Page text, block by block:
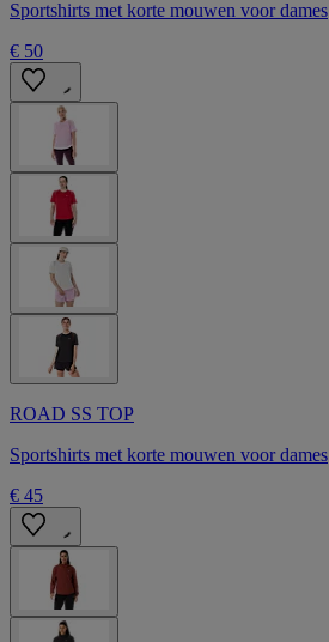
Sportshirts met korte mouwen voor dames
€ 50
ROAD SS TOP
Sportshirts met korte mouwen voor dames
€ 45